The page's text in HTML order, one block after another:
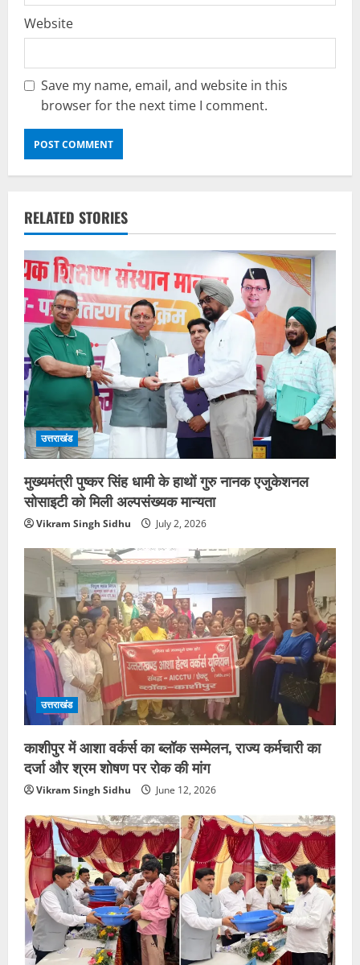
Website
Save my name, email, and website in this
browser for the next time I comment.
RELATED STORIES
उत्तराखंड
मुख्यमंत्री पुष्कर सिंह धामी के हाथों गुरु नानक एजुकेशनल
सोसाइटी को मिली अल्पसंख्यक मान्यता
Vikram Singh Sidhu July 2, 2026
उत्तराखंड
काशीपुर में आशा वर्कर्स का ब्लॉक सम्मेलन, राज्य कर्मचारी का
दर्जा और श्रम शोषण पर रोक की मांग
Vikram Singh Sidhu June 12, 2026